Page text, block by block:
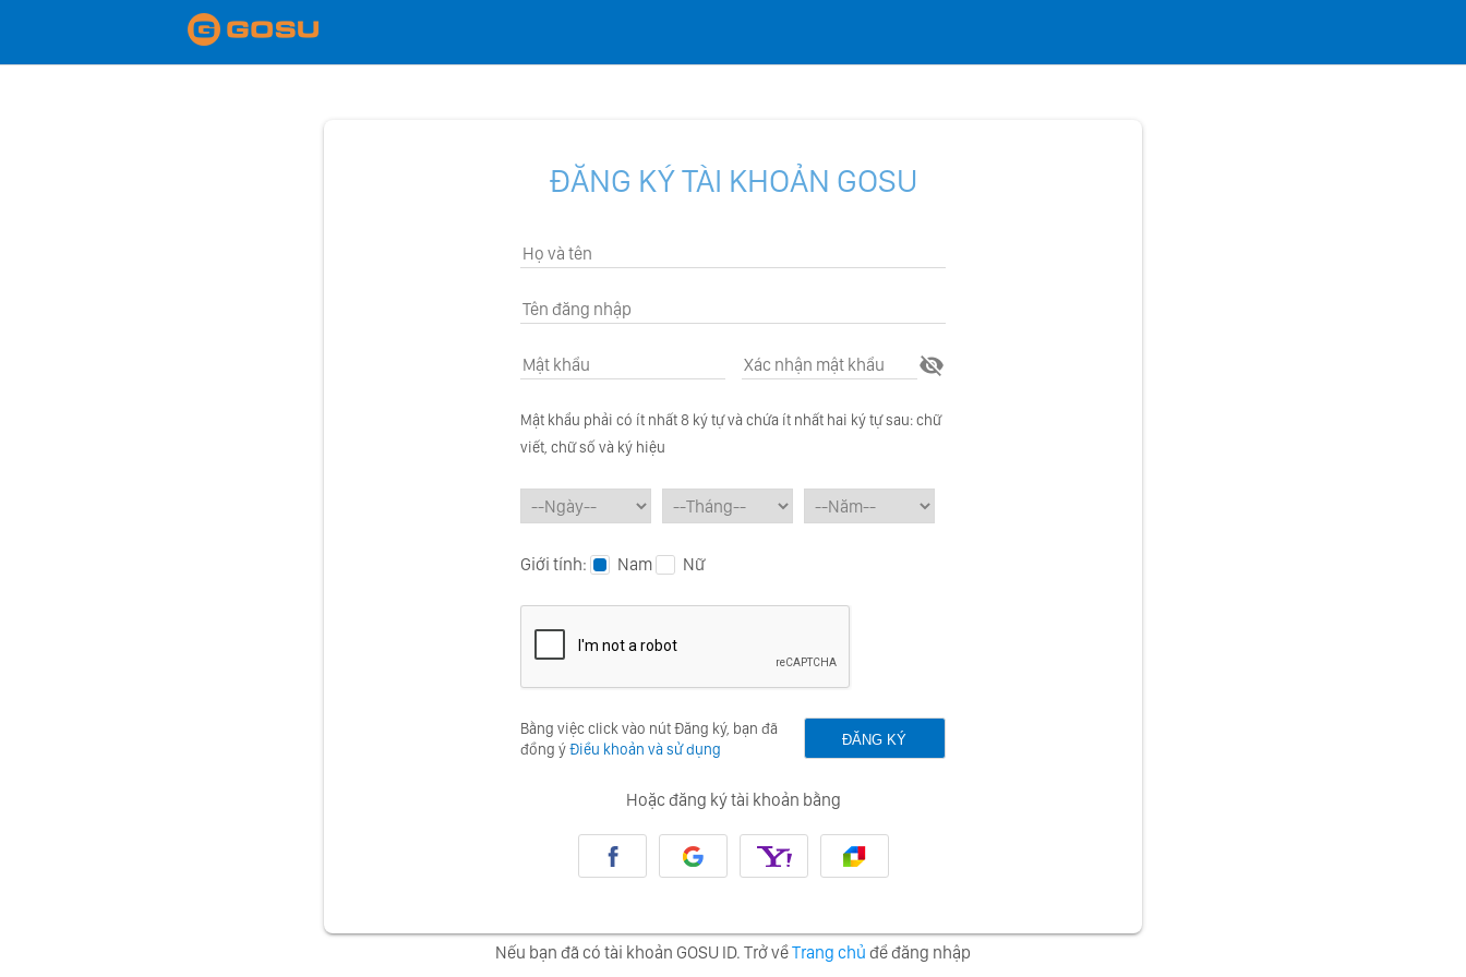
ĐĂNG KÝ TÀI KHOẢN GOSU
Mật khẩu phải có ít nhất 8 ký tự và chứa ít nhất hai ký tự sau: chữ
viết, chữ số và ký hiệu
Giới tính: Nam Nữ
Bằng việc click vào nút Đăng ký, bạn đã
đồng ýĐiều khoản và sử dụng
Hoặc đăng ký tài khoản bằng
Nếu bạn đã có tài khoản GOSU ID. Trở vềTrang chủ để đăng nhập